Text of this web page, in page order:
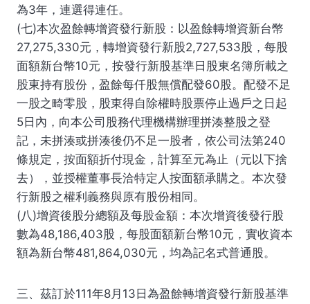
為3年，連選得連任。
(七)本次盈餘轉增資發行新股：以盈餘轉增資新台幣
27,275,330元，轉增資發行新股2,727,533股，每股
面額新台幣10元，按發行新股基準日股東名簿所載之
股東持有股份，盈餘每仟股無償配發60股。配發不足
一股之畸零股，股東得自除權時股票停止過戶之日起
5日內，向本公司股務代理機構辦理拼湊整股之登
記，未拼湊或拼湊後仍不足一股者，依公司法第240
條規定，按面額折付現金，計算至元為止（元以下捨
去），並授權董事長洽特定人按面額承購之。本次發
行新股之權利義務與原有股份相同。
(八)增資後股分總額及每股金額：本次增資後發行股
數為48,186,403股，每股面額新台幣10元，實收資本
額為新台幣481,864,030元，均為記名式普通股。
三、茲訂於111年8月13日為盈餘轉增資發行新股基準